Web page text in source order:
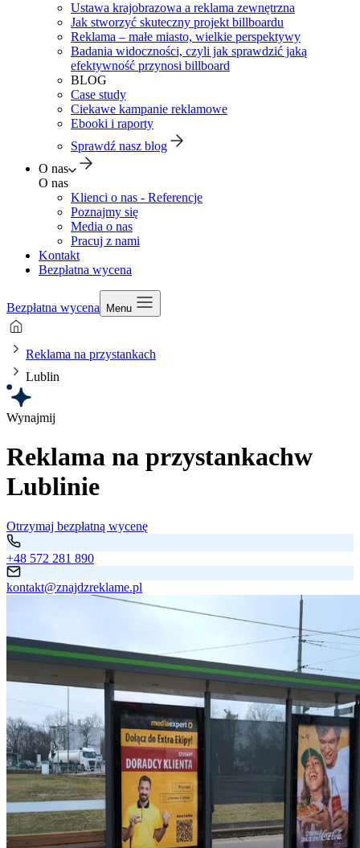
Ustawa krajobrazowa a reklama zewnętrzna
Jak stworzyć skuteczny projekt billboardu
Reklama – małe miasto, wielkie perspektywy
Badania widoczności, czyli jak sprawdzić jaką
efektywność przynosi billboard
BLOG
Case study
Ciekawe kampanie reklamowe
Ebooki i raporty
Sprawdź nasz blog
O nas
O nas
Klienci o nas - Referencje
Poznajmy się
Media o nas
Pracuj z nami
Kontakt
Bezpłatna wycena
Bezpłatna wycena Menu
Reklama na przystankach
Lublin
Wynajmij
Reklama na przystankachw
Lublinie
Otrzymaj bezpłatną wycenę
+48 572 281 890
kontakt@znajdzreklame.pl